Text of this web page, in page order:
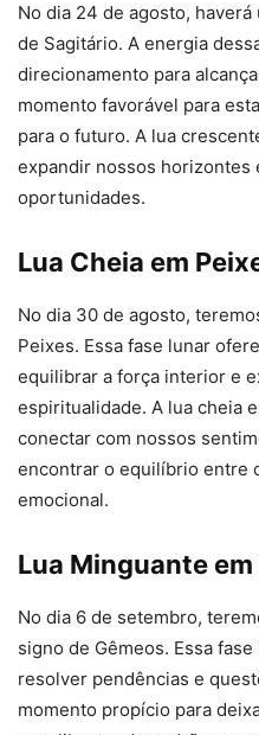
No dia 24 de agosto,
de Sagitário. A energia
direcionamento para
momento favorável para
para o futuro. A lua
expandir nossos horizontes
oportunidades.
Lua Cheia em
No dia 30 de agosto,
Peixes. Essa fase lunar
equilibrar a força interior e
espiritualidade. A lua cheia
conectar com nossos
encontrar o equilíbrio entre
emocional.
Lua Minguante
No dia 6 de setembro,
signo de Gêmeos. Essa
resolver pendências e
momento propício para